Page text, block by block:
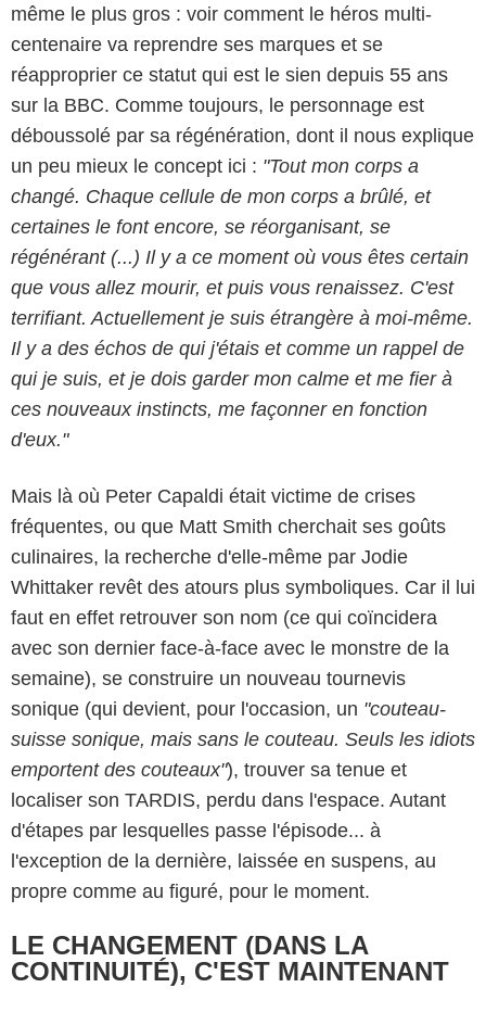
même le plus gros : voir comment le héros multi-
centenaire va reprendre ses marques et se
réapproprier ce statut qui est le sien depuis 55 ans
sur la BBC. Comme toujours, le personnage est
déboussolé par sa régénération, dont il nous explique
un peu mieux le concept ici : "Tout mon corps a
changé. Chaque cellule de mon corps a brûlé, et
certaines le font encore, se réorganisant, se
régénérant (...) Il y a ce moment où vous êtes certain
que vous allez mourir, et puis vous renaissez. C'est
terrifiant. Actuellement je suis étrangère à moi-même.
Il y a des échos de qui j'étais et comme un rappel de
qui je suis, et je dois garder mon calme et me fier à
ces nouveaux instincts, me façonner en fonction
d'eux."
Mais là où Peter Capaldi était victime de crises
fréquentes, ou que Matt Smith cherchait ses goûts
culinaires, la recherche d'elle-même par Jodie
Whittaker revêt des atours plus symboliques. Car il lui
faut en effet retrouver son nom (ce qui coïncidera
avec son dernier face-à-face avec le monstre de la
semaine), se construire un nouveau tournevis
sonique (qui devient, pour l'occasion, un "couteau-
suisse sonique, mais sans le couteau. Seuls les idiots
emportent des couteaux"), trouver sa tenue et
localiser son TARDIS, perdu dans l'espace. Autant
d'étapes par lesquelles passe l'épisode... à
l'exception de la dernière, laissée en suspens, au
propre comme au figuré, pour le moment.
LE CHANGEMENT (DANS LA
CONTINUITÉ), C'EST MAINTENANT